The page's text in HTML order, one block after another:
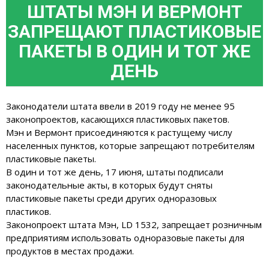
ШТАТЫ МЭН И ВЕРМОНТ
ЗАПРЕЩАЮТ ПЛАСТИКОВЫЕ
ПАКЕТЫ В ОДИН И ТОТ ЖЕ
ДЕНЬ
Законодатели штата ввели в 2019 году не менее 95
законопроектов, касающихся пластиковых пакетов.
Мэн и Вермонт присоединяются к растущему числу
населенных пунктов, которые запрещают потребителям
пластиковые пакеты.
В один и тот же день, 17 июня, штаты подписали
законодательные акты, в которых будут сняты
пластиковые пакеты среди других одноразовых
пластиков.
Законопроект штата Мэн, LD 1532, запрещает розничным
предприятиям использовать одноразовые пакеты для
продуктов в местах продажи.